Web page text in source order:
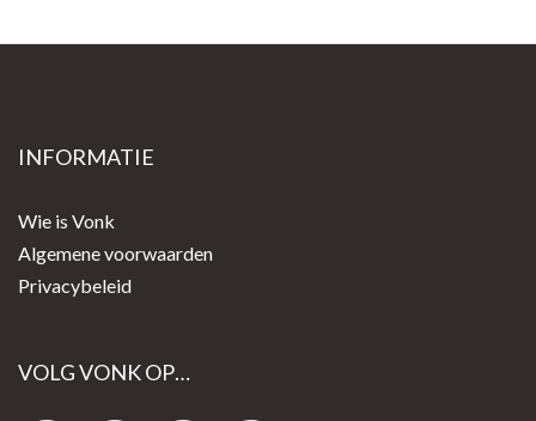
INFORMATIE
Wie is Vonk
Algemene voorwaarden
Privacybeleid
VOLG VONK OP…